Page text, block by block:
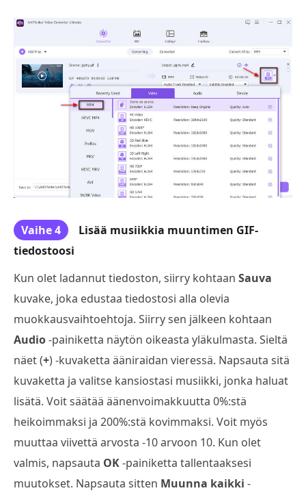
Vaihe 4
Lisää musiikkia muuntimen GIF-
tiedostoosi
Kun olet ladannut tiedoston, siirry kohtaan Sauva
kuvake, joka edustaa tiedostosi alla olevia
muokkausvaihtoehtoja. Siirry sen jälkeen kohtaan
Audio-painiketta näytön oikeasta yläkulmasta. Sieltä
näet (+) -kuvaketta ääniraidan vieressä. Napsauta sitä
kuvaketta ja valitse kansiostasi musiikki, jonka haluat
lisätä. Voit säätää äänenvoimakkuutta 0%:stä
heikoimmaksi ja 200%:stä kovimmaksi. Voit myös
muuttaa viivettä arvosta -10 arvoon 10. Kun olet
valmis, napsauta OK-painiketta tallentaaksesi
muutokset. Napsauta sitten Muunna kaikki -